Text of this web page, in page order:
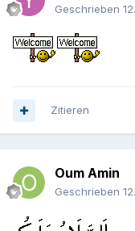
Geschrieben
Zitieren
Oum Amin
Geschrieben